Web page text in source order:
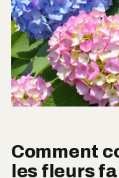
Comment
les fleurs